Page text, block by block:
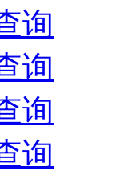
询
询
询
询